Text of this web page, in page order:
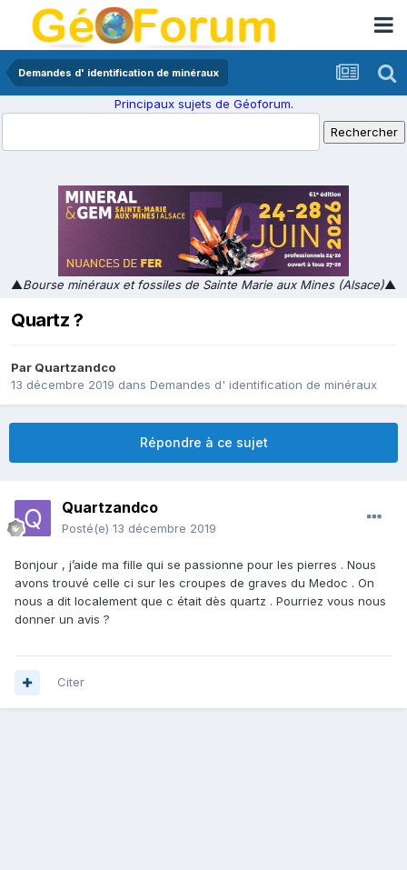
Demandes d' identification de minéraux
Principaux sujets de Géoforum.
▲Bourse minéraux et fossiles de Sainte Marie aux Mines (Alsace)▲
Quartz ?
Par Quartzandco
13 décembre 2019 dans Demandes d' identification de minéraux
Répondre à ce sujet
Quartzandco
Posté(e) 13 décembre 2019
Bonjour , j’aide ma fille qui se passionne pour les pierres . Nous
avons trouvé celle ci sur les croupes de graves du Medoc . On
nous a dit localement que c était dès quartz . Pourriez vous nous
donner un avis ?
Citer